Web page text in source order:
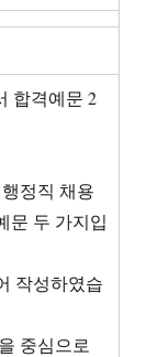
합격예문 2
정직 채용
문 두 가지입
작성하였습
중심으로